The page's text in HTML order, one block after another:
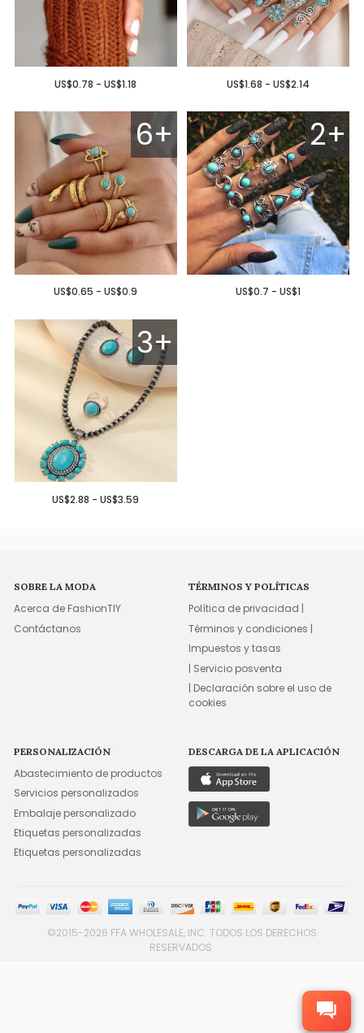
US$0.78 - US$1.18 US$1.68 - US$2.14
6+
US$0.65 - US$0.9
2+
US$0.7 - US$1
3+
US$2.88 - US$3.59
SOBRE LA MODA
Acerca de FashionTIY
Contáctanos
TÉRMINOS Y POLÍTICAS
Política de privacidad |
Términos y condiciones |
Impuestos y tasas
| Servicio posventa
| Declaración sobre el uso de
cookies
PERSONALIZACIÓN
Abastecimiento de productos
Servicios personalizados
Embalaje personalizado
Etiquetas personalizadas
Etiquetas personalizadas
DESCARGA DE LA APLICACIÓN
©2015-2026 FFA WHOLESALE, INC. TODOS LOS DERECHOS
RESERVADOS.